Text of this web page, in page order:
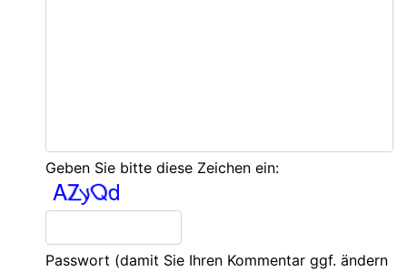
Geben Sie bitte diese Zeichen ein:
Passwort (damit Sie Ihren Kommentar ggf. ändern